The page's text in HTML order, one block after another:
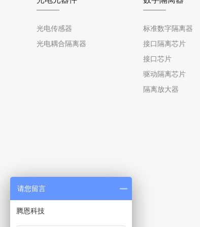
光电传感器
光电耦合隔离器
标准数字隔离器
接口隔离芯片
接口芯片
驱动隔离芯片
隔离放大器
请您留言
腾恩科技